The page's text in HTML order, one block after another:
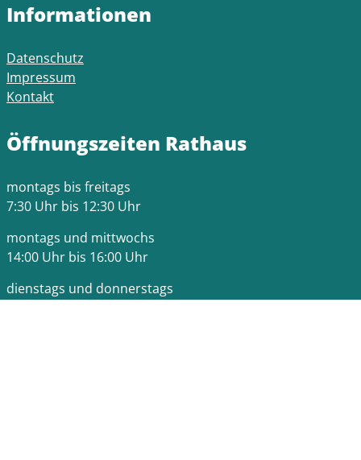
Informationen
Datenschutz
Impressum
Kontakt
Öffnungszeiten Rathaus
montags bis freitags
7:30 Uhr bis 12:30 Uhr
montags und mittwochs
14:00 Uhr bis 16:00 Uhr
dienstags und donnerstags